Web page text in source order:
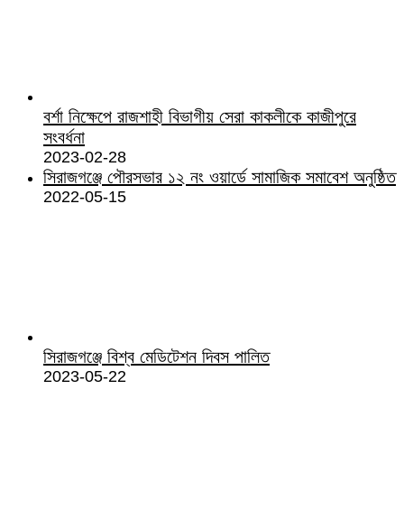
বর্শা নিক্ষেপে রাজশাহী বিভাগীয় সেরা কাকলীকে কাজীপুরে
সংবর্ধনা
2023-02-28
সিরাজগঞ্জে পৌরসভার ১২ নং ওয়ার্ডে সামাজিক সমাবেশ অনুষ্ঠিত
2022-05-15
সিরাজগঞ্জে বিশ্ব মেডিটেশন দিবস পালিত
2023-05-22